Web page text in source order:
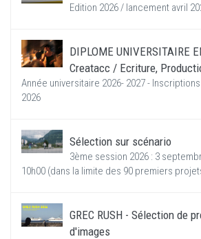
Edition 2026 / lancement avril
DIPLOME UNIVERSITAIRE
Creatacc / Ecriture,
Année universitaire 2026- 2027 -
2026
Sélection sur scénario
3ème session 2026 : 3
10h00 (dans la limite des 90 premiers
GREC RUSH - Sélection de
d'images